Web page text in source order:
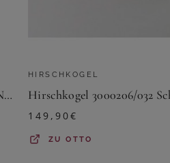
Hirschkogel Trachtenpumps - MADINA - altrosa, taupe Pumps
HIRSCHKOGEL
149,90€
ZUOTTO